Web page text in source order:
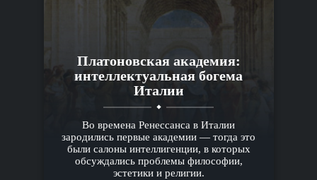
Платоновская академия:
интеллектуальная богема
Италии
Во времена Ренессанса в Италии
зародились первые академии — тогда это
были салоны интеллигенции, в которых
обсуждались проблемы философии,
эстетики и религии.